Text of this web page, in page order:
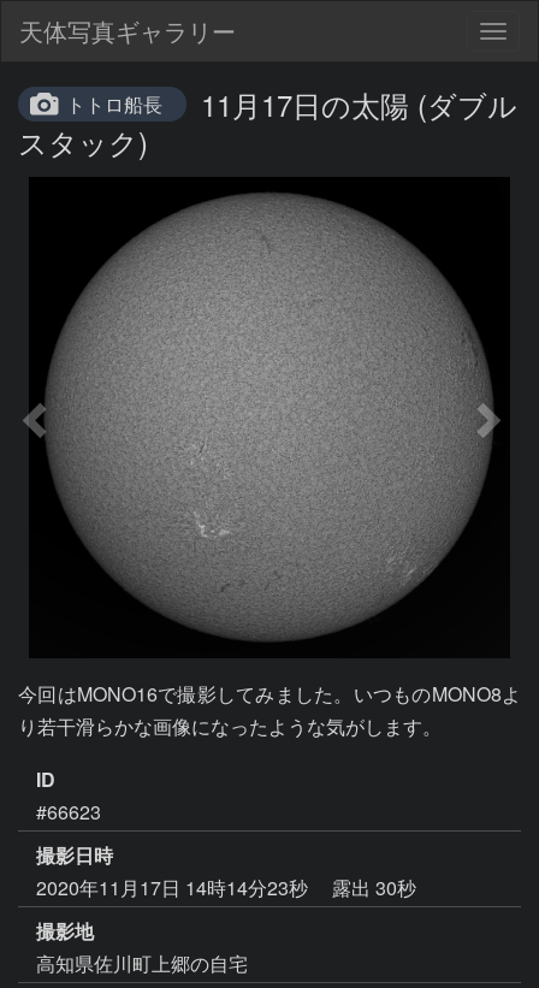
天体写真ギャラリー
トトロ船長
11月17日の太陽 (ダブル
スタック)
今回はMONO16で撮影してみました。いつものMONO8よ
り若干滑らかな画像になったような気がします。
ID
#66623
撮影日時
2020年11月17日 14時14分23秒
露出 30秒
撮影地
高知県佐川町上郷の自宅